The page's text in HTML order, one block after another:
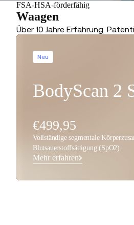
FSA-HSA-förderfähig
Waagen
Über 10 Jahre Erfahrung.
Neu
BodyScan 2
€499,95
Vollständige segmentale
Blutsauerstoffsättigung (SpO2)
Mehr erfahren